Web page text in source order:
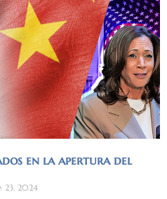
en la apertura del
23, 2024